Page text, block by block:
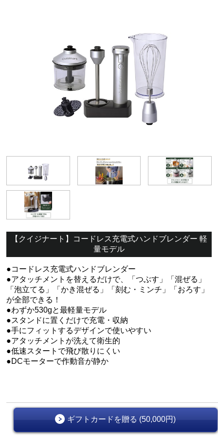
【クイジナート】コードレス充電式ハンドブレンダー 軽
量モデル
●コードレス充電式ハンドブレンダー
●アタッチメントを替えるだけで、「つぶす」「混ぜる」
「泡立てる」「かき混ぜる」「刻む・ミンチ」「おろす」
が全部できる！
●わずか530gと最軽量モデル
●スタンドに置くだけで充電・収納
●手にフィットするデザインで使いやすい
●アタッチメントが洗えて衛生的
●低速スタートで飛び散りにくい
●DCモーターで作動音が静か
ギフトカードを贈る (50,000円)